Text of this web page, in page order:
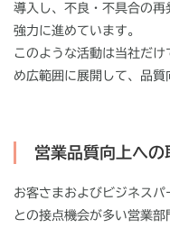
導入し、不良・不具合の
強力に進めています。
このような活動は当社だ
め広範囲に展開して、品質
営業品質向上への
お客さまおよびビジネスパ
との接点機会が多い営業